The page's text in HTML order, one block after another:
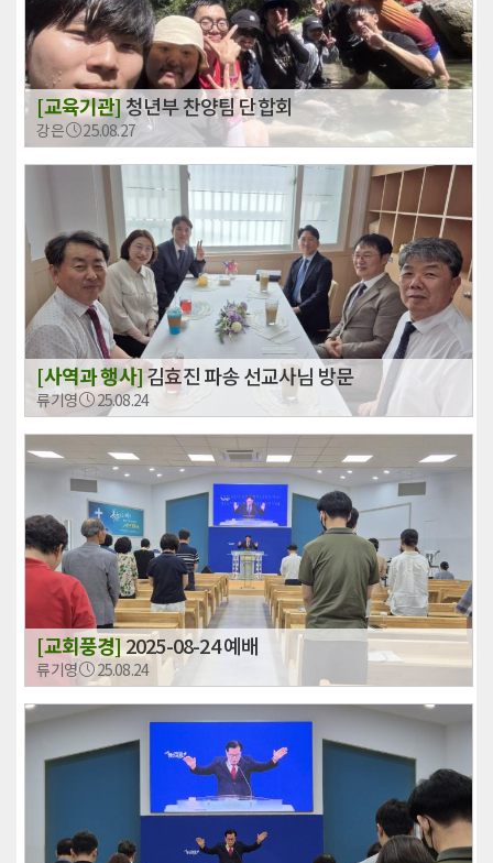
[교육기관]청년부 찬양팀 단합회
강은 25.08.27
[사역과 행사]김효진 파송 선교사님 방문
류기영 25.08.24
[교회풍경]2025-08-24 예배
류기영 25.08.24